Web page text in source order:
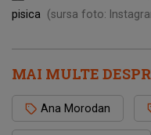
pisica
(sursa foto:
MAI MULTE
Ana Morodan